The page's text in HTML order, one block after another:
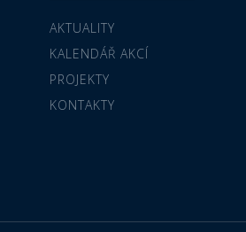
AKTUALITY
KALENDÁŘ AKCÍ
PROJEKTY
KONTAKTY